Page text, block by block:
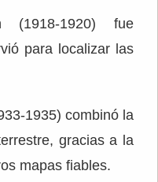
(1918-1920) fue
para localizar las
1935) combinó la
gracias a la
mapas fiables.